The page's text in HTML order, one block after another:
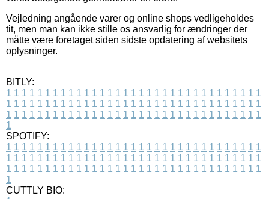
Vejledning angående varer og online shops vedligeholdes
tit, men man kan ikke stille os ansvarlig for ændringer der
måtte være foretaget siden sidste opdatering af websitets
oplysninger.
BITLY:
1 1 1 1 1 1 1 1 1 1 1 1 1 1 1 1 1 1 1 1 1 1 1 1 1 1 1 1 1 1 1 1 1
1 1 1 1 1 1 1 1 1 1 1 1 1 1 1 1 1 1 1 1 1 1 1 1 1 1 1 1 1 1 1 1 1
1 1 1 1 1 1 1 1 1 1 1 1 1 1 1 1 1 1 1 1 1 1 1 1 1 1 1 1 1 1 1 1 1
1
SPOTIFY:
1 1 1 1 1 1 1 1 1 1 1 1 1 1 1 1 1 1 1 1 1 1 1 1 1 1 1 1 1 1 1 1 1
1 1 1 1 1 1 1 1 1 1 1 1 1 1 1 1 1 1 1 1 1 1 1 1 1 1 1 1 1 1 1 1 1
1 1 1 1 1 1 1 1 1 1 1 1 1 1 1 1 1 1 1 1 1 1 1 1 1 1 1 1 1 1 1 1 1
1
CUTTLY BIO: